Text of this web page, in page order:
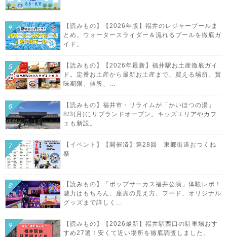
【読みもの】【2026年版】福井のレジャープールま
とめ。ウォータースライダー＆流れるプールを徹底ガ
イド。
【読みもの】【2026年最新】福井駅お土産徹底ガイ
ド。定番お土産から最新お土産まで、買える場所、賞
味期限、値段、...
【読みもの】福井市・リライムが「かいほつの湯」
8/3(月)にリブランドオープン。キッズエリアやカフ
ェも新設。
【イベント】【開催済】第28回 東郷街道おつくね
祭
【読みもの】「ポップサーカス福井公演」体験レポ！
魅力はもちろん、座席の見え方、フード、オリジナル
グッズまで詳しく...
【読みもの】【2026最新】福井駅西口の駐車場おす
すめ27選！安くて近い場所を徹底調査しました。